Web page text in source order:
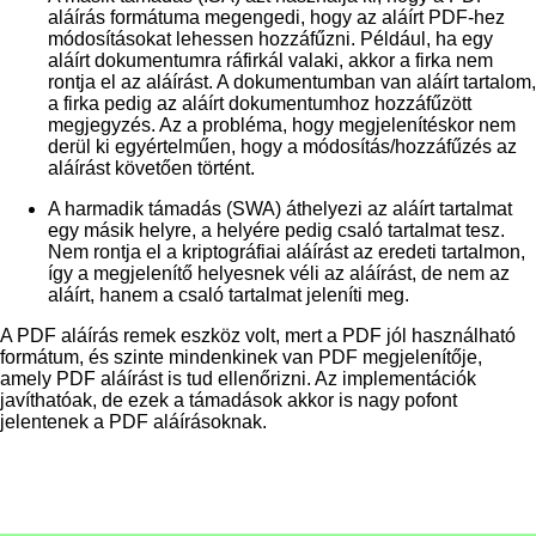
aláírás formátuma megengedi, hogy az aláírt PDF-hez
módosításokat lehessen hozzáfűzni. Például, ha egy
aláírt dokumentumra ráfirkál valaki, akkor a firka nem
rontja el az aláírást. A dokumentumban van aláírt tartalom,
a firka pedig az aláírt dokumentumhoz hozzáfűzött
megjegyzés. Az a probléma, hogy megjelenítéskor nem
derül ki egyértelműen, hogy a módosítás/hozzáfűzés az
aláírást követően történt.
A harmadik támadás (SWA) áthelyezi az aláírt tartalmat
egy másik helyre, a helyére pedig csaló tartalmat tesz.
Nem rontja el a kriptográfiai aláírást az eredeti tartalmon,
így a megjelenítő helyesnek véli az aláírást, de nem az
aláírt, hanem a csaló tartalmat jeleníti meg.
A PDF aláírás remek eszköz volt, mert a PDF jól használható
formátum, és szinte mindenkinek van PDF megjelenítője,
amely PDF aláírást is tud ellenőrizni. Az implementációk
javíthatóak, de ezek a támadások akkor is nagy pofont
jelentenek a PDF aláírásoknak.